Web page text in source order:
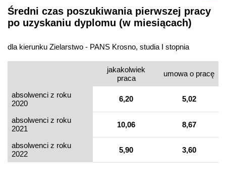
Średni czas poszukiwania pierwszej pracy
po uzyskaniu dyplomu (w miesiącach)
dla kierunku Zielarstwo - PANS Krosno, studia I stopnia
jakakolwiek
praca
umowa o pracę
absolwenci z roku
2020
6,20 5,02
absolwenci z roku
2021
10,06 8,67
absolwenci z roku
2022
5,90 3,60